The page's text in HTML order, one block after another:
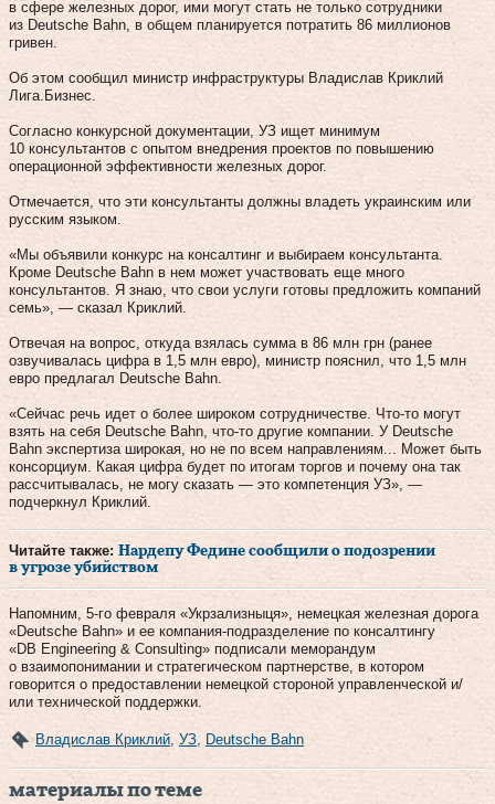
в сфере железных дорог, ими могут стать не только сотрудники
из Deutsche Bahn, в общем планируется потратить 86 миллионов
гривен.
Об этом сообщил министр инфраструктуры Владислав Криклий
Лига.Бизнес.
Согласно конкурсной документации, УЗ ищет минимум
10 консультантов с опытом внедрения проектов по повышению
операционной эффективности железных дорог.
Отмечается, что эти консультанты должны владеть украинским или
русским языком.
«Мы объявили конкурс на консалтинг и выбираем консультанта.
Кроме Deutsche Bahn в нем может участвовать еще много
консультантов. Я знаю, что свои услуги готовы предложить компаний
семь», — сказал Криклий.
Отвечая на вопрос, откуда взялась сумма в 86 млн грн (ранее
озвучивалась цифра в 1,5 млн евро), министр пояснил, что 1,5 млн
евро предлагал Deutsche Bahn.
«Сейчас речь идет о более широком сотрудничестве. Что-то могут
взять на себя Deutsche Bahn, что-то другие компании. У Deutsche
Bahn экспертиза широкая, но не по всем направлениям... Может быть
консорциум. Какая цифра будет по итогам торгов и почему она так
рассчитывалась, не могу сказать — это компетенция УЗ», —
подчеркнул Криклий.
Читайте также: Нардепу Федине сообщили о подозрении
в угрозе убийством
Напомним, 5-го февраля «Укрзализныця», немецкая железная дорога
«Deutsche Bahn» и ее компания-подразделение по консалтингу
«DB Engineering & Consulting» подписали меморандум
о взаимопонимании и стратегическом партнерстве, в котором
говорится о предоставлении немецкой стороной управленческой и/
или технической поддержки.
Владислав Криклий УЗ Deutsche Bahn
материалы по теме